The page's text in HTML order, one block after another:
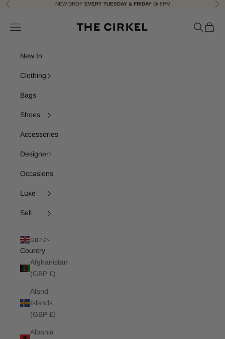
Skip to content
Previous NEW DROP EVERY TUESDAY & FRIDAY @ 6PM
Navigation menu Search
Cart
New In
Clothing
Bags
Shoes
Accessories
Designer
Occasions
Luxe
Sell
GBP £
Country
Afghanistan
(GBP £)
Åland
Islands
(GBP £)
Albania